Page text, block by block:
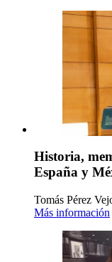
Historia,
España y
Tomás Pérez
Más información